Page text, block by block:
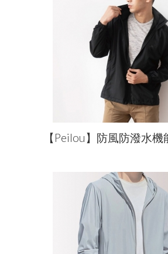
【Peilou】防風防潑水